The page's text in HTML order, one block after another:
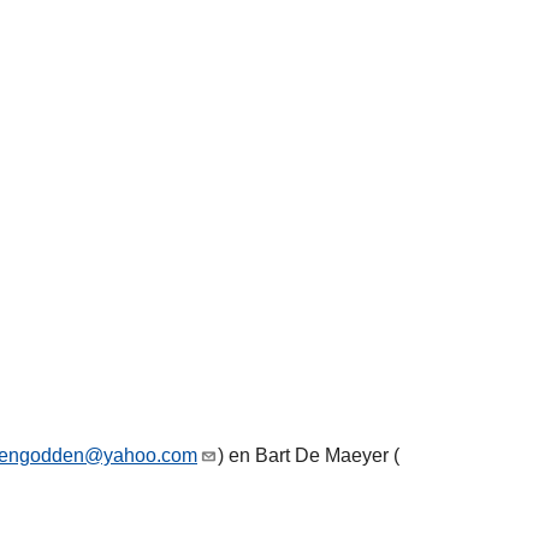
) en Bart De Maeyer (